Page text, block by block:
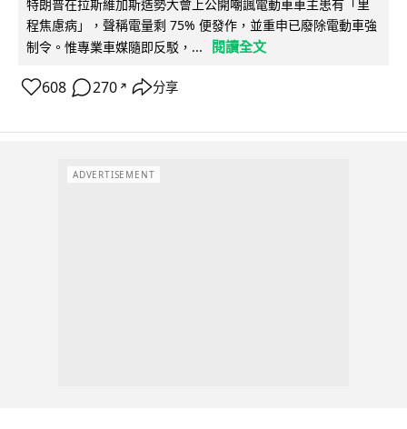
特朗普在拉斯維加斯造勢大會上公開嘲諷電動車車主患有「里
程焦慮病」，聲稱電量剩 75% 便發作，並重申已廢除電動車強
制令。惟專業車媒隨即反駁，...
閱讀全文
608 270 ↗ 分享
ADVERTISEMENT